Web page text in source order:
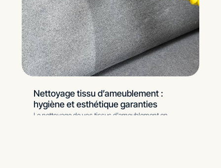
Nettoyage tissu d’ameublement :
hygiène et esthétique garanties
Le nettoyage de vos tissus d'ameublement en